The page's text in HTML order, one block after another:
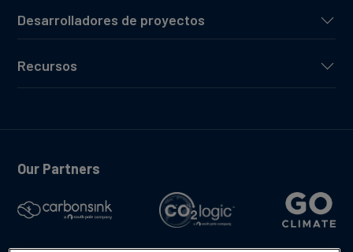
Desarrolladores de proyectos
Recursos
Our Partners